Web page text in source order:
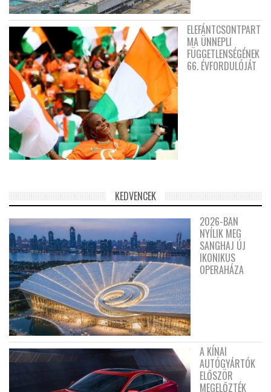
ELEFÁNTCSONTPART
MA ÜNNEPLI
FÜGGETLENSÉGÉNEK
66. ÉVFORDULÓJÁT
KEDVENCEK
2026-BAN
NYÍLIK MEG
SANGHAJ ÚJ
IKONIKUS
OPERAHÁZA
A KÍNAI
AUTÓGYÁRTÓK
ELŐSZÖR
MEGELŐZTÉK